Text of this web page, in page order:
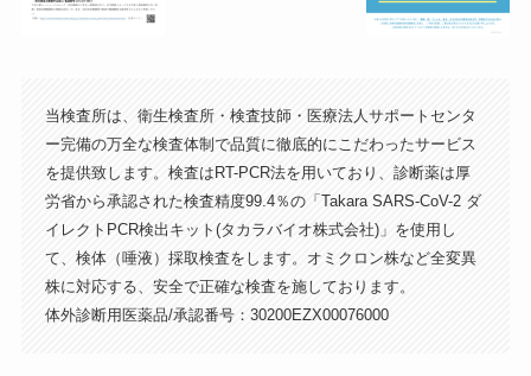
左手にマクドナルドが見える交差点を
右に曲がります（ケバブのお店の手前
の道）
当検査所は、衛生検査所・検査技師・医療法人サポートセンタ
ー完備の万全な検査体制で品質に徹底的にこだわったサービス
を提供致します。検査はRT-PCR法を用いており、診断薬は厚
労省から承認された検査精度99.4％の「Takara SARS-CoV-2 ダ
イレクトPCR検出キット(タカラバイオ株式会社)」を使用し
て、検体（唾液）採取検査をします。オミクロン株など全変異
株に対応する、安全で正確な検査を施しております。
体外診断用医薬品/承認番号：30200EZX00076000